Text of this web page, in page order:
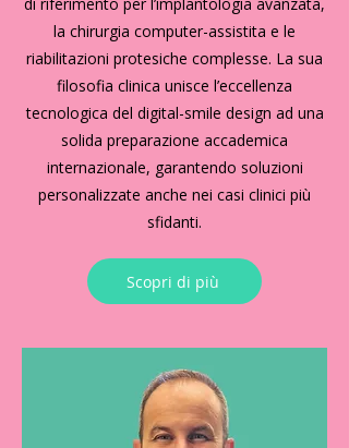
la chirurgia computer-assistita e le
riabilitazioni protesiche complesse. La sua
filosofia clinica unisce l’eccellenza
tecnologica del digital-smile design ad una
solida preparazione accademica
internazionale, garantendo soluzioni
personalizzate anche nei casi clinici più
sfidanti.
Scopri di più